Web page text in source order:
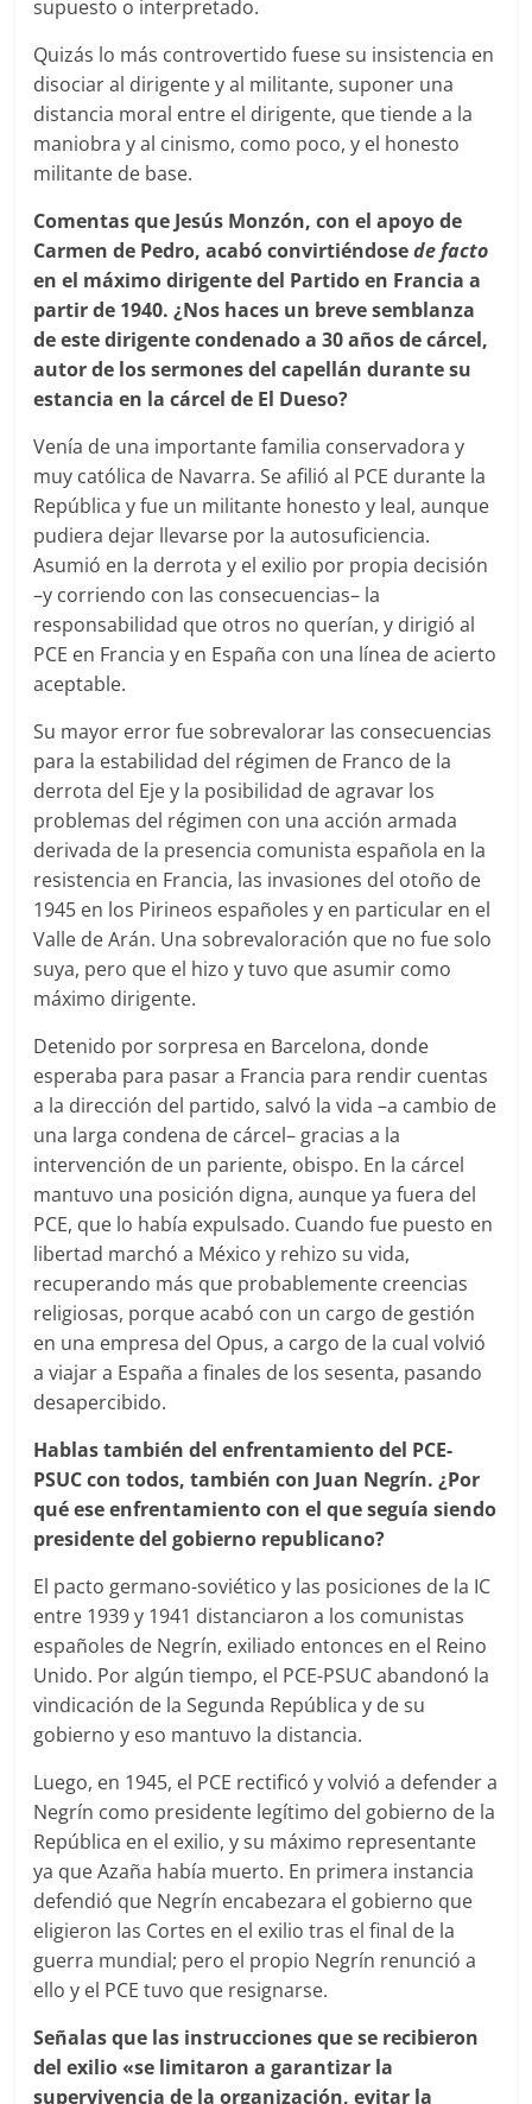
supuesto o interpretado.
Quizás lo más controvertido fuese su insistencia en
disociar al dirigente y al militante, suponer una
distancia moral entre el dirigente, que tiende a la
maniobra y al cinismo, como poco, y el honesto
militante de base.
Comentas que Jesús Monzón, con el apoyo de
Carmen de Pedro, acabó convirtiéndosede facto
en el máximo dirigente del Partido en Francia a
partir de 1940. ¿Nos haces un breve semblanza
de este dirigente condenado a 30 años de cárcel,
autor de los sermones del capellán durante su
estancia en la cárcel de El Dueso?
Venía de una importante familia conservadora y
muy católica de Navarra. Se afilió al PCE durante la
República y fue un militante honesto y leal, aunque
pudiera dejar llevarse por la autosuficiencia.
Asumió en la derrota y el exilio por propia decisión
–y corriendo con las consecuencias– la
responsabilidad que otros no querían, y dirigió al
PCE en Francia y en España con una línea de acierto
aceptable.
Su mayor error fue sobrevalorar las consecuencias
para la estabilidad del régimen de Franco de la
derrota del Eje y la posibilidad de agravar los
problemas del régimen con una acción armada
derivada de la presencia comunista española en la
resistencia en Francia, las invasiones del otoño de
1945 en los Pirineos españoles y en particular en el
Valle de Arán. Una sobrevaloración que no fue solo
suya, pero que el hizo y tuvo que asumir como
máximo dirigente.
Detenido por sorpresa en Barcelona, donde
esperaba para pasar a Francia para rendir cuentas
a la dirección del partido, salvó la vida –a cambio de
una larga condena de cárcel– gracias a la
intervención de un pariente, obispo. En la cárcel
mantuvo una posición digna, aunque ya fuera del
PCE, que lo había expulsado. Cuando fue puesto en
libertad marchó a México y rehizo su vida,
recuperando más que probablemente creencias
religiosas, porque acabó con un cargo de gestión
en una empresa del Opus, a cargo de la cual volvió
a viajar a España a finales de los sesenta, pasando
desapercibido.
Hablas también del enfrentamiento del PCE-
PSUC con todos, también con Juan Negrín. ¿Por
qué ese enfrentamiento con el que seguía siendo
presidente del gobierno republicano?
El pacto germano-soviético y las posiciones de la IC
entre 1939 y 1941 distanciaron a los comunistas
españoles de Negrín, exiliado entonces en el Reino
Unido. Por algún tiempo, el PCE-PSUC abandonó la
vindicación de la Segunda República y de su
gobierno y eso mantuvo la distancia.
Luego, en 1945, el PCE rectificó y volvió a defender a
Negrín como presidente legítimo del gobierno de la
República en el exilio, y su máximo representante
ya que Azaña había muerto. En primera instancia
defendió que Negrín encabezara el gobierno que
eligieron las Cortes en el exilio tras el final de la
guerra mundial; pero el propio Negrín renunció a
ello y el PCE tuvo que resignarse.
Señalas que las instrucciones que se recibieron
del exilio «se limitaron a garantizar la
supervivencia de la organización, evitar la